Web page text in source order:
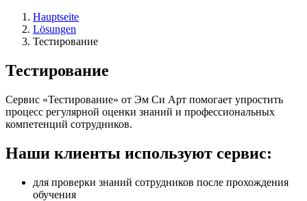
Hauptseite
Lösungen
Тестирование
Тестирование
Сервис «Тестирование» от Эм Си Арт помогает упростить
процесс регулярной оценки знаний и профессиональных
компетенций сотрудников.
Наши клиенты используют сервис:
для проверки знаний сотрудников после прохождения
обучения